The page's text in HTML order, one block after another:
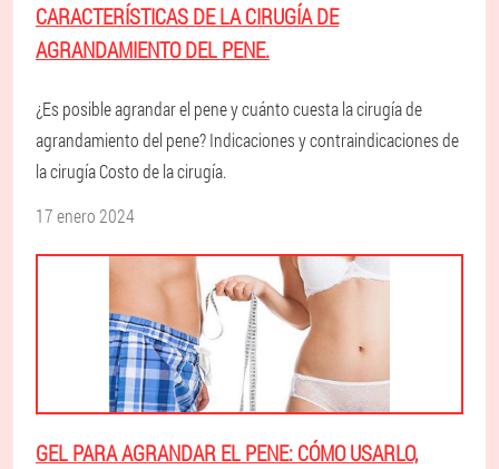
CARACTERÍSTICAS DE LA CIRUGÍA DE
AGRANDAMIENTO DEL PENE.
¿Es posible agrandar el pene y cuánto cuesta la cirugía de
agrandamiento del pene? Indicaciones y contraindicaciones de
la cirugía Costo de la cirugía.
17 enero 2024
GEL PARA AGRANDAR EL PENE: CÓMO USARLO,